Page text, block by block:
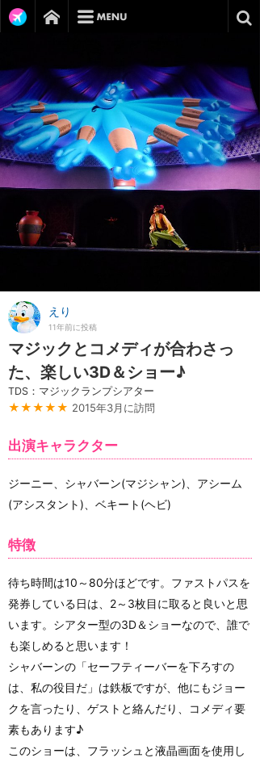
えり
11年前に投稿
マジックとコメディが合わさっ
た、楽しい3D＆ショー♪
TDS：マジックランプシアター
★★★★★ 2015年3月に訪問
出演キャラクター
ジーニー、シャバーン(マジシャン)、アシーム
(アシスタント)、ベキート(ヘビ)
特徴
待ち時間は10～80分ほどです。ファストパスを
発券している日は、2～3枚目に取ると良いと思
います。シアター型の3D＆ショーなので、誰で
も楽しめると思います！
シャバーンの「セーフティーバーを下ろすの
は、私の役目だ」は鉄板ですが、他にもジョー
クを言ったり、ゲストと絡んだり、コメディ要
素もあります♪
このショーは、フラッシュと液晶画面を使用し